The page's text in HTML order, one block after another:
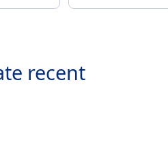
recent